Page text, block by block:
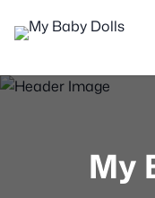
My